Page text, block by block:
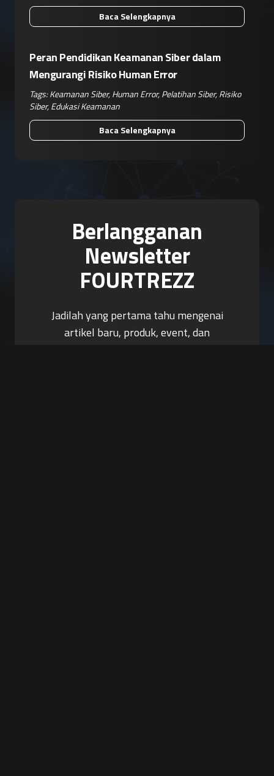
Baca Selengkapnya
Peran Pendidikan Keamanan Siber dalam
Mengurangi Risiko Human Error
Tags:Keamanan Siber,Human Error,Pelatihan Siber,Risiko
Siber,Edukasi Keamanan
Baca Selengkapnya
Berlangganan
Newsletter
FOURTREZZ
Jadilah yang pertama tahu mengenai
artikel baru, produk, event, dan